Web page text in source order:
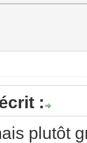
:
plutôt